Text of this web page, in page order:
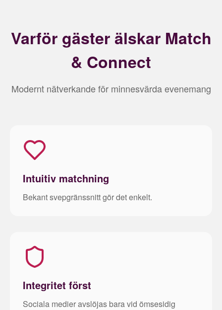
Varför gäster älskar Match
& Connect
Modernt nätverkande för minnesvärda evenemang
Intuitiv matchning
Bekant svepgränssnitt gör det enkelt.
Integritet först
Sociala medier avslöjas bara vid ömsesidig